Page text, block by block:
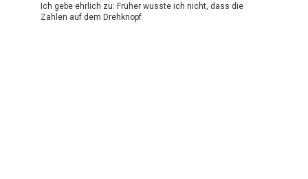
Ich gebe ehrlich zu: Früher wusste ich nicht, dass die
Zahlen auf dem Drehknopf